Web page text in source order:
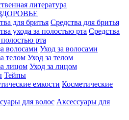
литература
Средства для бритья
Средства
полостью рта
Уход за волосами
Уход за телом
Уход за лицом
Тейпы
Косметические
Аксессуары для